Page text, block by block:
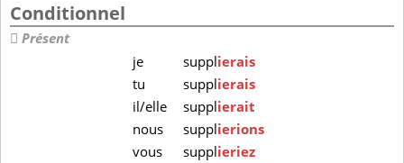
Conditionnel
Présent
je
supplierais
tu
supplierais
il/elle
supplierait
nous
supplierions
vous
supplieriez